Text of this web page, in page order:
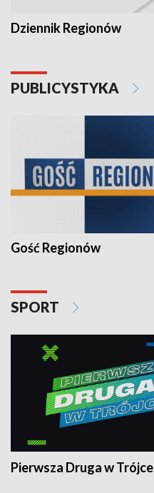
Dziennik Regionów
PUBLICYSTYKA
Gość Regionów
SPORT
Pierwsza Druga w Trójce